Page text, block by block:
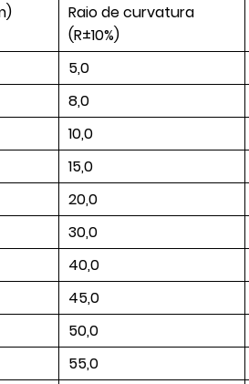
Raio de curvatura
(R±10%)
5,0
8,0
10,0
15,0
20,0
30,0
40,0
45,0
50,0
55,0